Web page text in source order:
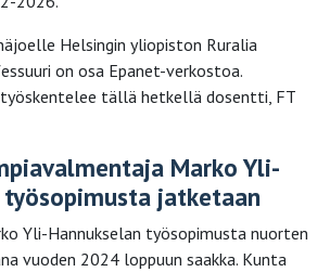
Helsingin yliopiston Ruralia
on osa Epanet-verkostoa.
tällä hetkellä dosentti, FT
Marko Yli-
työsopimusta jatketaan
Yli-Hannukselan työsopimusta nuorten
vuoden 2024 loppuun saakka. Kunta